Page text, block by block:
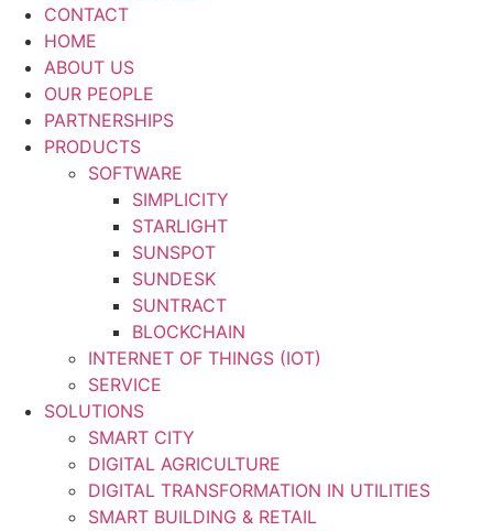
CONTACT
HOME
ABOUT US
OUR PEOPLE
PARTNERSHIPS
PRODUCTS
SOFTWARE
SIMPLICITY
STARLIGHT
SUNSPOT
SUNDESK
SUNTRACT
BLOCKCHAIN
INTERNET OF THINGS (IOT)
SERVICE
SOLUTIONS
SMART CITY
DIGITAL AGRICULTURE
DIGITAL TRANSFORMATION IN UTILITIES
SMART BUILDING & RETAIL